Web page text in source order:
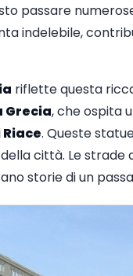
passare
indelebile,
riflette questa
Grecia, che ospita
. Queste
città. Le
storie di un